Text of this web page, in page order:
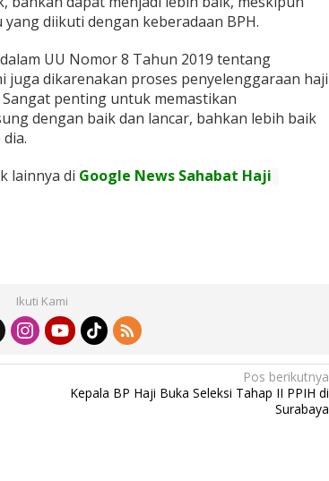
diikuti dengan keberadaan BPH.
UU Nomor 8 Tahun 2019 tentang
juga dikarenakan proses penyelenggaraan haji
penting untuk memastikan
dengan baik dan lancar, bahkan lebih baik
lainnya di Google News Sahabat Haji
Ikuti Kami
Pos berikutnya
Kepala BP Haji Buka Seleksi Tahap II PPIH di
Surabaya